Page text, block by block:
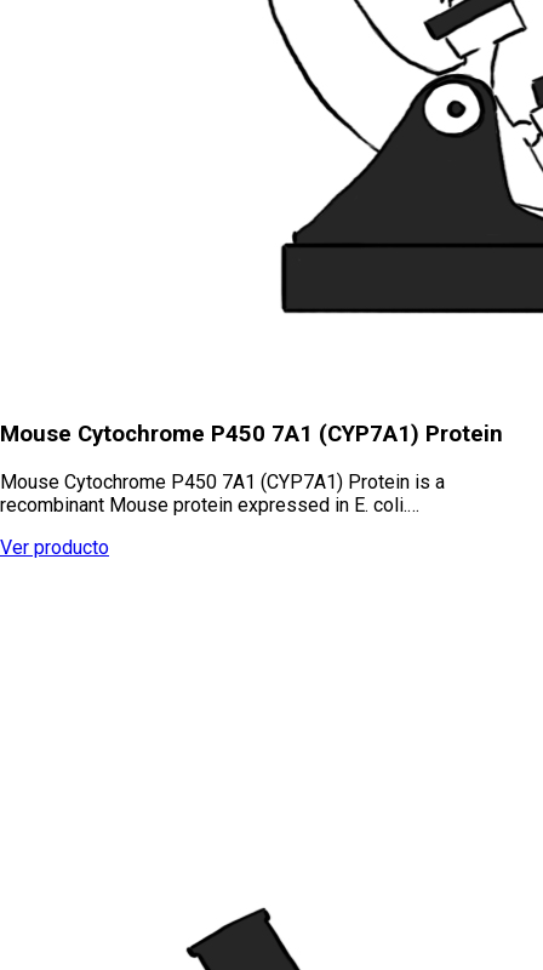
Mouse Cytochrome P450 7A1 (CYP7A1) Protein
Mouse Cytochrome P450 7A1 (CYP7A1) Protein is a
recombinant Mouse protein expressed in E. coli.…
Ver producto